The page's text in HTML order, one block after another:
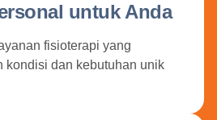
untuk Anda
fisioterapi yang
kondisi dan kebutuhan unik